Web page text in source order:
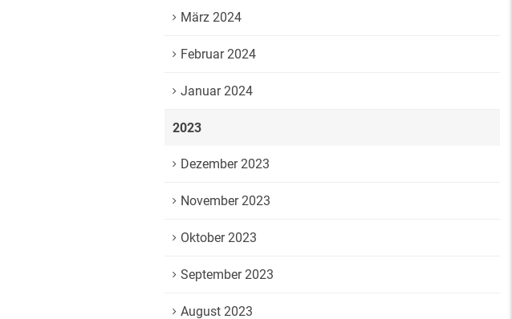
März 2024
Februar 2024
Januar 2024
2023
Dezember 2023
November 2023
Oktober 2023
September 2023
August 2023